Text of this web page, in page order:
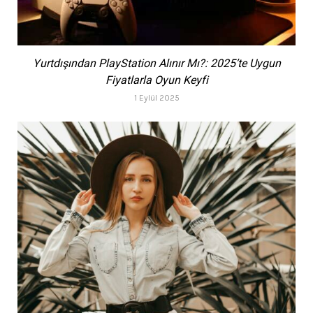
Yurtdışından PlayStation Alınır Mı?: 2025’te Uygun
Fiyatlarla Oyun Keyfi
1 Eylül 2025